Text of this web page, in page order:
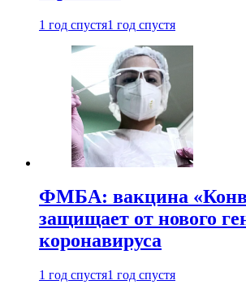
1 год спустя1 год спустя
ФМБА: вакцина
защищает от нового
коронавируса
1 год спустя1 год спустя